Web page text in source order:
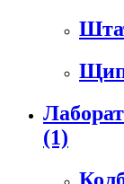
(1)